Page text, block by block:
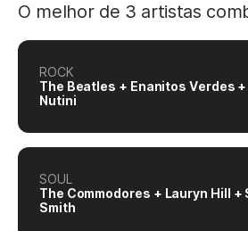
O melhor de 3 artistas
ROCK
The Beatles + Enanitos Verdes
Nutini
SOUL
The Commodores + Lauryn Hill +
Smith